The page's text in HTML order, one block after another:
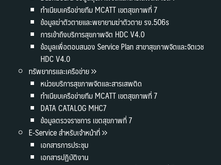
ทำเนียบเครือข่ายทีม MCATT เขตสุขภาพที่ 7
ข้อมูลฆ่าตัวตายและพยายามฆ่าตัวตาย รง.506s
การเข้าถึงบริการสุขภาพจิต HDC V4.0
ข้อมูลเพื่อตอบสนอง Service Plan สาขาสุขภาพจิตและจิตเวช
HDC V4.0
ทรัพยากรและเครือข่าย
หน่วยบริการสุขภาพจิตและสารเสพติด
ทำเนียบเครือข่ายทีม MCATT เขตสุขภาพที่ 7
DATA CATALOG MHC7
ข้อมูลตรวจราชการ เขตสุขภาพที่ 7
E-Service สำหรับเจ้าหน้าที่
เอกสารการประชุม
เอกสารปฏิบัติงาน